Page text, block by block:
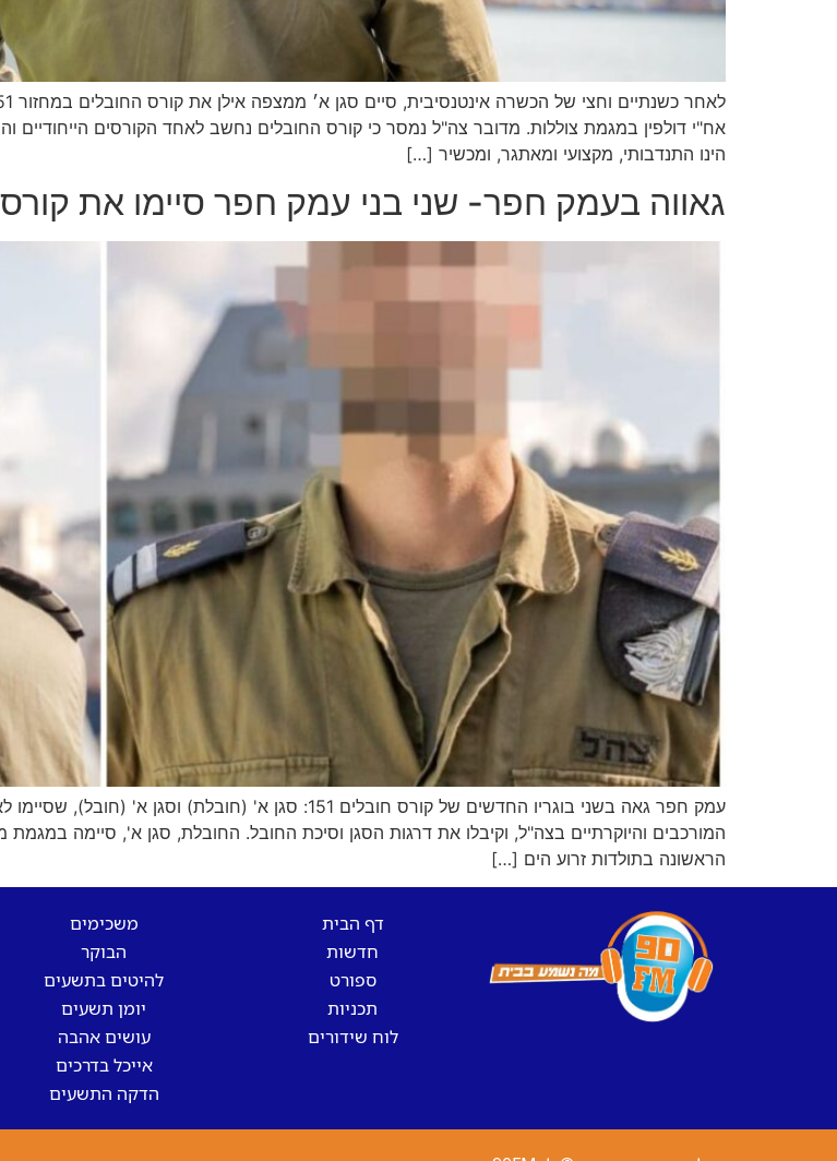
אח"י דולפין במגמת צוללות. מדובר צה"ל נמסר כי קורס החובלים נחשב לאחד הקורסים הייחודיים
הינו התנדבותי, מקצועי ומאתגר, ומכשיר […]
גאווה בעמק חפר- שני בני עמק חפר סיימו את קורס
עמק חפר גאה בשני בוגריו החדשים של קורס חובלים 151: סגן
הראשונה בתולדות זרוע הים […]
דף הבית
חדשות
ספורט
תכניות
לוח שידורים
משכימים
הבוקר
להיטים בתשעים
יומן תשעים
עושים אהבה
אייכל בדרכים
הדקה התשעים